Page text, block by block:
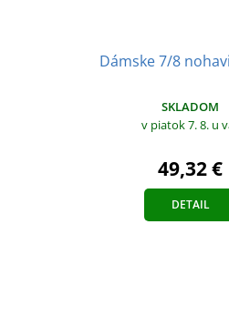
Dámske 7/8
SKLADOM
v piatok 7. 8. u
49,32 €
DETAIL